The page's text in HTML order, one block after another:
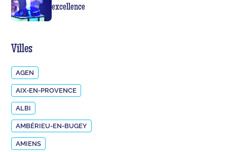
excellence
Villes
AGEN
AIX-EN-PROVENCE
ALBI
AMBÉRIEU-EN-BUGEY
AMIENS